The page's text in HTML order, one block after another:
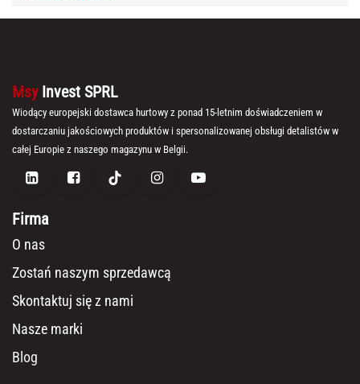
Msy Invest SPRL
Wiodący europejski dostawca hurtowy z ponad 15-letnim doświadczeniem w
dostarczaniu jakościowych produktów i spersonalizowanej obsługi detalistów w
całej Europie z naszego magazynu w Belgii.
Firma
O nas
Zostań naszym sprzedawcą
Skontaktuj się z nami
Nasze marki
Blog